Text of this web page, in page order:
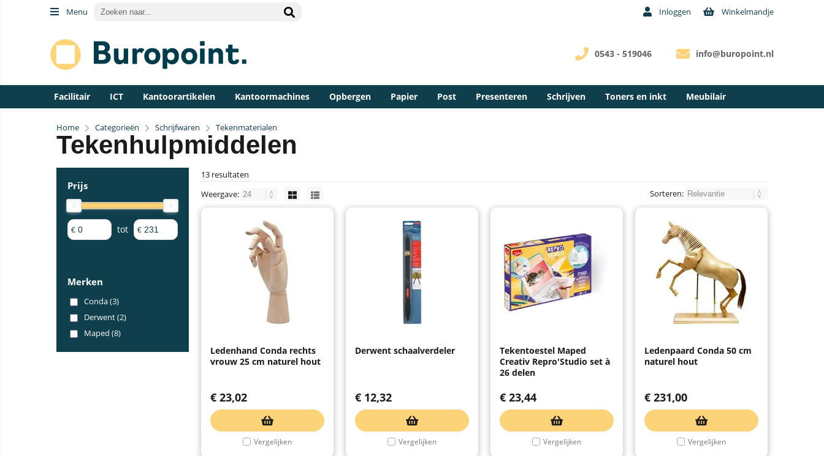
Menu Inloggen Winkelmandje
info@buropoint.nl
0543 - 519046
Facilitair ICT Kantoorartikelen Kantoormachines Opbergen Papier Post Presenteren Schrijven Toners en inkt Meubilair
Home Categorieën Schrijfwaren Tekenmaterialen
Tekenhulpmiddelen
Prijs
€ tot €
Merken
Conda (3)
Derwent (2)
Maped (8)
13 resultaten
Weergave:
Sorteren:
Ledenhand Conda rechts
vrouw 25 cm naturel hout
€ 23,02
Vergelijken
Derwent schaalverdeler
€ 12,32
Vergelijken
Tekentoestel Maped
Creativ Repro'Studio set à
26 delen
€ 23,44
Vergelijken
Ledenpaard Conda 50 cm
naturel hout
€ 231,00
Vergelijken